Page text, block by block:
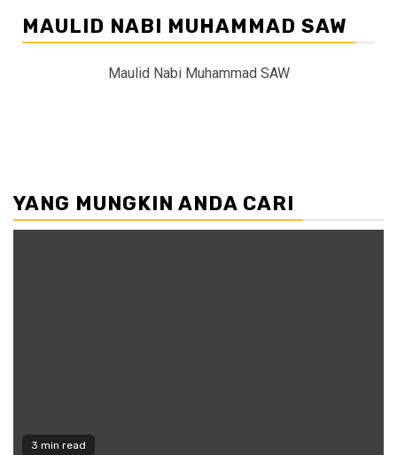
MAULID NABI MUHAMMAD SAW
Maulid Nabi Muhammad SAW
YANG MUNGKIN ANDA CARI
3 min read